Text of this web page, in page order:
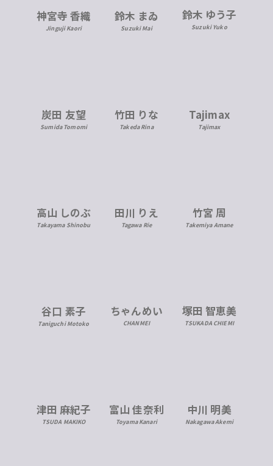
神宮寺 香織
Jinguji Kaori
鈴木 まゐ
Suzuki Mai
鈴木 ゆう子
Suzuki Yuko
炭田 友望
Sumida Tomomi
竹田 りな
Takeda Rina
Tajimax
Tajimax
高山 しのぶ
Takayama Shinobu
田川 りえ
Tagawa Rie
竹宮 周
Takemiya Amane
谷口 素子
Taniguchi Motoko
ちゃんめい
CHANMEI
塚田 智恵美
TSUKADA CHIEMI
津田 麻紀子
TSUDA MAKIKO
富山 佳奈利
Toyama Kanari
中川 明美
Nakagawa Akemi